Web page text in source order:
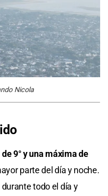
Nicola
9° y una máxima de
parte del día y noche.
todo el día y